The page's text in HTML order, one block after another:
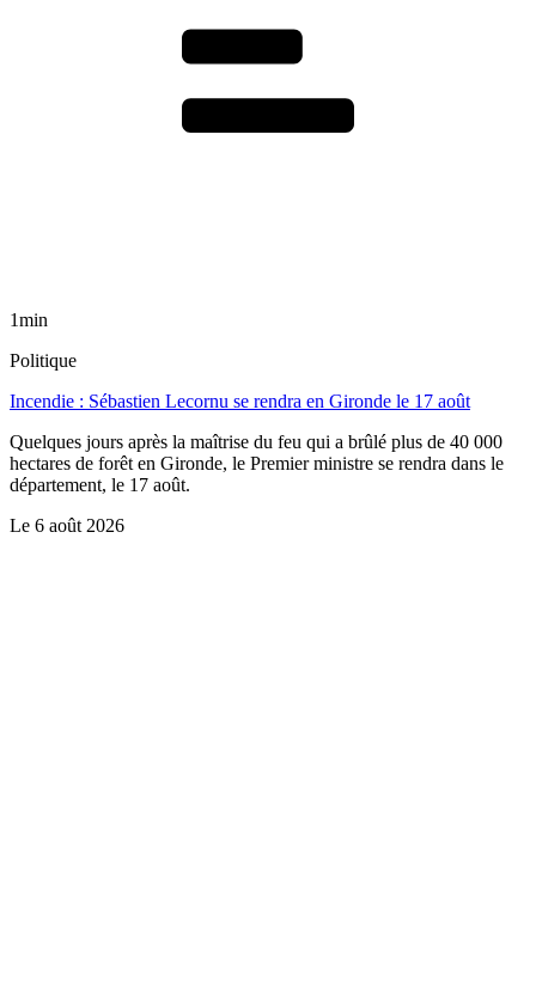
1min
Politique
Incendie : Sébastien Lecornu se rendra en Gironde le 17 août
Quelques jours après la maîtrise du feu qui a brûlé plus de 40 000
hectares de forêt en Gironde, le Premier ministre se rendra dans le
département, le 17 août.
Le 6 août 2026